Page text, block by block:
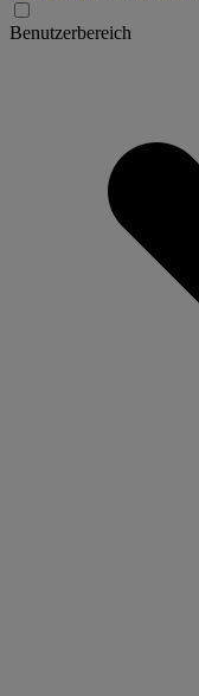
Benutzerbereich